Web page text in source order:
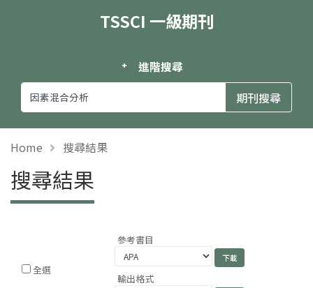
TSSCI 一級期刊
進階搜尋
Home 搜尋結果
搜尋結果
全選
參考書目
輸出格式